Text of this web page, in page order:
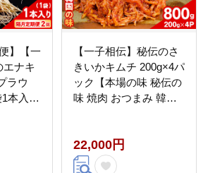
】【一
エナキ
ラウ
本入り
【一子相伝】秘伝のさ
きいかキムチ 200g×4パ
ック【本場の味 秘伝の
味 焼肉 おつまみ 韓国
22,000円